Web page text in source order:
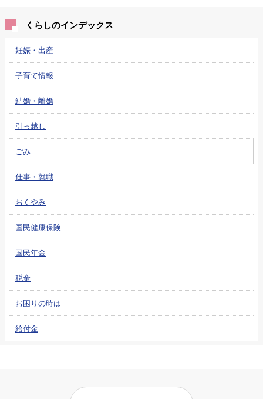
くらしのインデックス
妊娠・出産
子育て情報
結婚・離婚
引っ越し
ごみ
仕事・就職
おくやみ
国民健康保険
国民年金
税金
お困りの時は
給付金